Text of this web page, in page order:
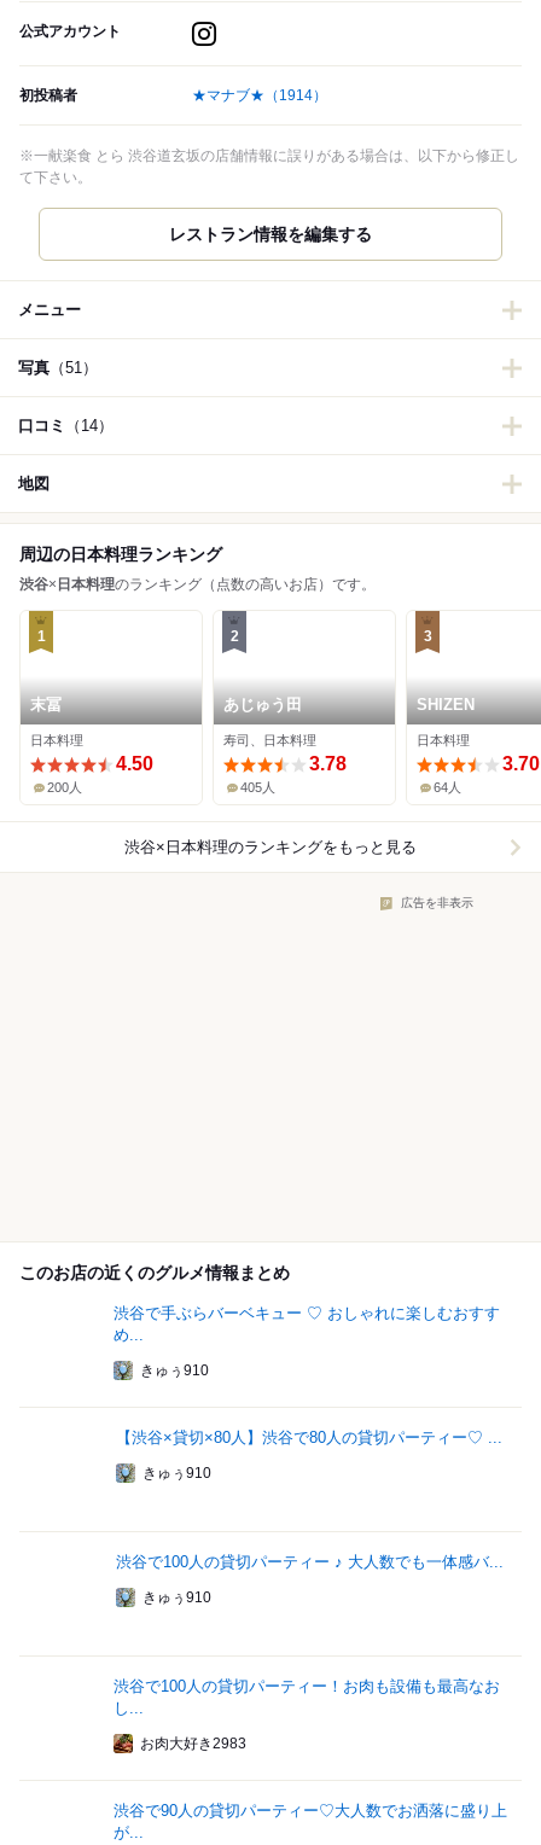
公式アカウント
初投稿者 ★マナブ★ （1914）
※一献楽食 とら 渋谷道玄坂の店舗情報に誤りがある場合は、以下から修正し
て下さい。
レストラン情報を編集する
メニュー
写真 （51）
口コミ （14）
地図
周辺の日本料理ランキング
渋谷× 日本料理のランキング（点数の高いお店）です。
1
末冨
日本料理
4.50
200人
2
あじゅう田
寿司、日本料理
3.78
405人
3
SHIZEN
日本料理
3.70
64人
渋谷×日本料理のランキングをもっと見る
広告を非表示
このお店の近くのグルメ情報まとめ
渋谷で手ぶらバーベキュー ♡ おしゃれに楽しむおすす
め...
きゅぅ910
【渋谷×貸切×80人】渋谷で80人の貸切パーティー♡ ...
きゅぅ910
渋谷で100人の貸切パーティー ♪ 大人数でも一体感バ...
きゅぅ910
渋谷で100人の貸切パーティー！お肉も設備も最高なお
し...
お肉大好き2983
渋谷で90人の貸切パーティー♡大人数でお洒落に盛り上
が...